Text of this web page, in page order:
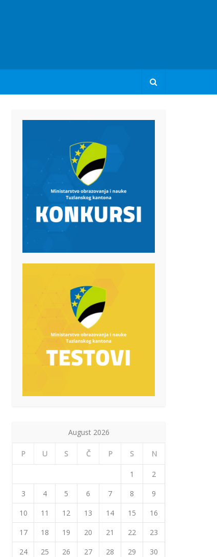
August 2026
P U S Č P S N
1
2
3
4 5 6 7 8
9
10
11 12 13 14 15
16
17
18 19 20 21 22
23
24
25 26 27 28 29
30